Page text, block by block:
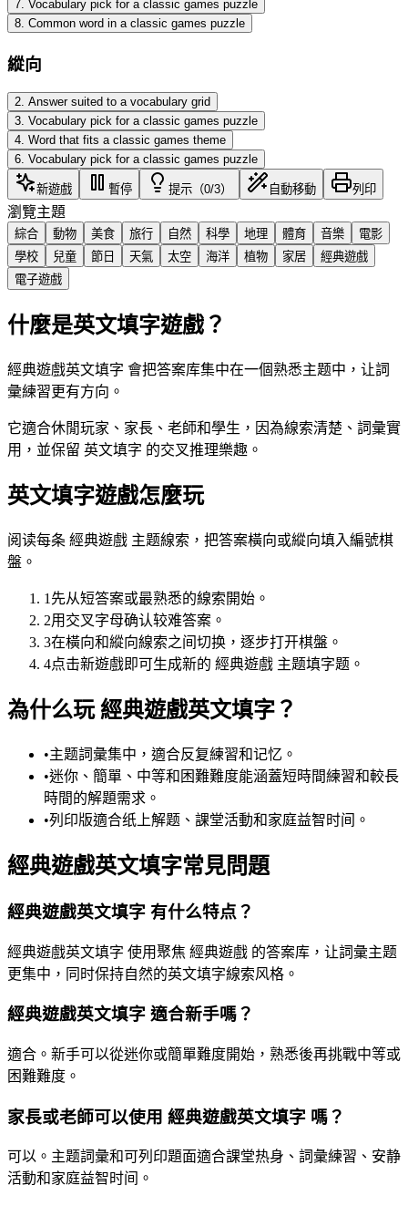
7. Vocabulary pick for a classic games puzzle
8. Common word in a classic games puzzle
縱向
2 Answer suited to a vocabulary grid
3 Vocabulary pick for a classic games puzzle
4 Word that fits a classic games theme
6 Vocabulary pick for a classic games puzzle
新遊戲 暫停 提示（0/3） 自動移動 列印
瀏覽主題
綜合 動物 美食 旅行 自然 科學 地理 體育 音樂
電影
學校
兒童 節日 天氣 太空 海洋 植物 家居
經典遊戲
電子遊戲
什麼是英文填字遊戲？
經典遊戲英文填字 會把答案库集中在一個熟悉主题中，让詞
彙練習更有方向。
它適合休閒玩家、家長、老師和學生，因為線索清楚、詞彙實
用，並保留 英文填字 的交叉推理樂趣。
英文填字遊戲怎麼玩
阅读每条 經典遊戲 主题線索，把答案橫向或縱向填入編號棋
盤。
1 先从短答案或最熟悉的線索開始。
2用交叉字母确认较难答案。
3在橫向和縱向線索之间切换，逐步打开棋盤。
4点击新遊戲即可生成新的 經典遊戲 主题填字题。
為什么玩 經典遊戲英文填字？
•主题詞彙集中，適合反复練習和记忆。
•迷你、簡單、中等和困難難度能涵蓋短時間練習和較長
時間的解題需求。
•列印版適合纸上解题、課堂活動和家庭益智时间。
經典遊戲英文填字常見問題
經典遊戲英文填字 有什么特点？
經典遊戲英文填字 使用聚焦 經典遊戲 的答案库，让詞彙主题
更集中，同时保持自然的英文填字線索风格。
經典遊戲英文填字 適合新手嗎？
適合。新手可以從迷你或簡單難度開始，熟悉後再挑戰中等或
困難難度。
家長或老師可以使用 經典遊戲英文填字 嗎？
可以。主题詞彙和可列印題面適合課堂热身、詞彙練習、安静
活動和家庭益智时间。